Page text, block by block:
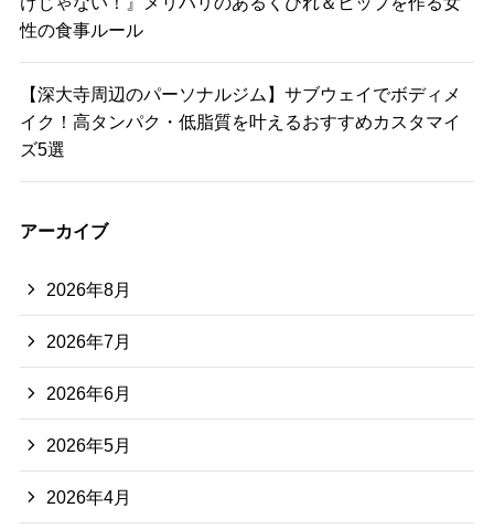
性の食事ルール
【深大寺周辺のパーソナルジム】サブウェイでボディメ
イク！高タンパク・低脂質を叶えるおすすめカスタマイ
ズ5選
アーカイブ
2026年8月
2026年7月
2026年6月
2026年5月
2026年4月